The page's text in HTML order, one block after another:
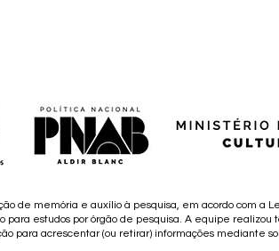
de memória e auxílio à pesquisa, em acordo com a
para estudos por órgão de pesquisa. A equipe realizou
para acrescentar (ou retirar) informações mediante